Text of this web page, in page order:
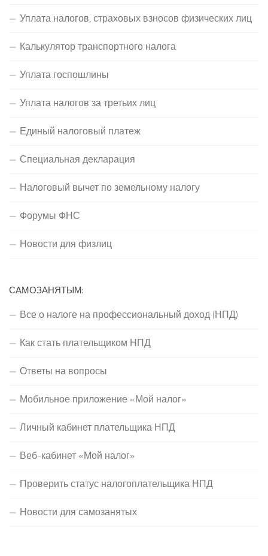
Уплата налогов, страховых взносов физических лиц
Калькулятор транспортного налога
Уплата госпошлины
Уплата налогов за третьих лиц
Единый налоговый платеж
Специальная декларация
Налоговый вычет по земельному налогу
Форумы ФНС
Новости для физлиц
САМОЗАНЯТЫМ:
Все о налоге на профессиональный доход (НПД)
Как стать плательщиком НПД
Ответы на вопросы
Мобильное приложение «Мой налог»
Личный кабинет плательщика НПД
Веб-кабинет «Мой налог»
Проверить статус налогоплательщика НПД
Новости для самозанятых